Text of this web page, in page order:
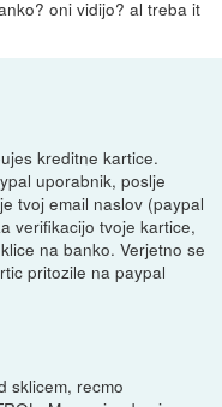
oni vidijo? al treba it
kreditne kartice.
uporabnik, poslje
tvoj email naslov (paypal
verifikacijo tvoje kartice,
na banko. Verjetno se
pritozile na paypal
sklicem, recmo